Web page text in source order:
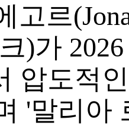
고르
)가
압도적
'말리아